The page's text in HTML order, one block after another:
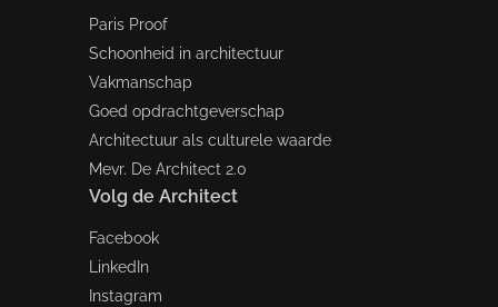
Paris Proof
Schoonheid in architectuur
Vakmanschap
Goed opdrachtgeverschap
Architectuur als culturele waarde
Mevr. De Architect 2.0
Volg de Architect
Facebook
LinkedIn
Instagram